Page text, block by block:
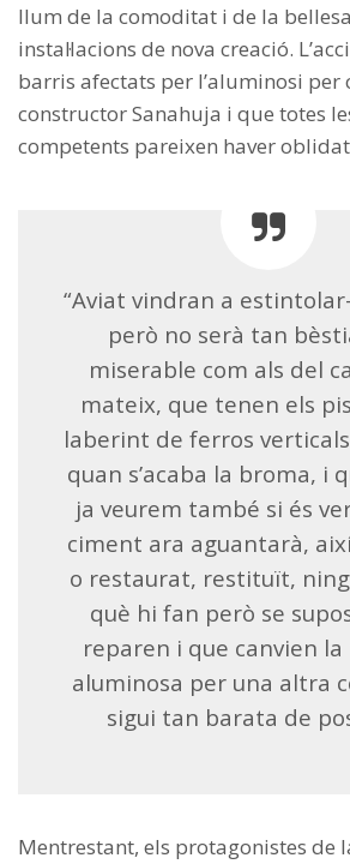
llum de la comoditat i de la
instal·lacions de nova creació.
barris afectats per l’aluminosi per
constructor Sanahuja i que totes
competents pareixen haver
“Aviat vindran a
però no serà tan
miserable com als del
mateix, que tenen els
laberint de ferros
quan s’acaba la broma, i
ja veurem també si és
ciment ara aguantarà,
o restaurat, restituït,
què hi fan però se
reparen i que canvien
aluminosa per una altra
sigui tan barata de
Mentrestant, els protagonistes de